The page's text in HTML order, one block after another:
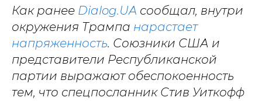
Как ранее Dialog.UA сообщал, внутри
окружения Трампа нарастает
напряженность. Союзники США и
представители Республиканской
партии выражают обеспокоенность
тем, что спецпосланник Стив Уиткофф